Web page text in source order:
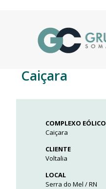
Caiçara
COMPLEXO EÓLICO
Caiçara
CLIENTE
Voltalia
LOCAL
Serra do Mel / RN